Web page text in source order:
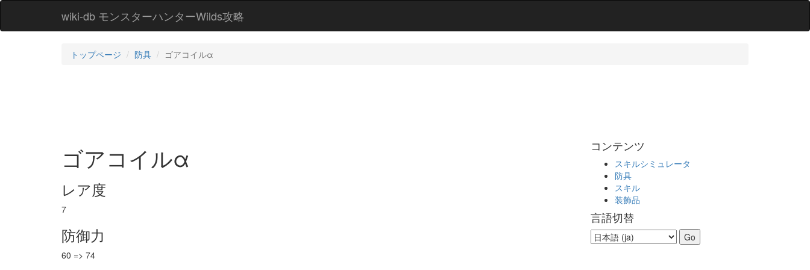
wiki-db モンスターハンターWilds攻略
トップページ 防具 ゴアコイルα
ゴアコイルα
レア度
7
防御力
60 => 74
コンテンツ
スキルシミュレータ
防具
スキル
装飾品
言語切替